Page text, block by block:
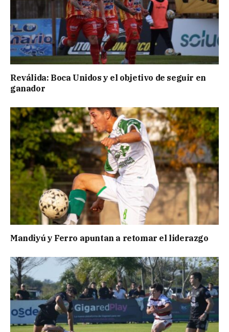
Reválida: Boca Unidos y el objetivo de seguir en
ganador
Mandiyú y Ferro apuntan a retomar el liderazgo